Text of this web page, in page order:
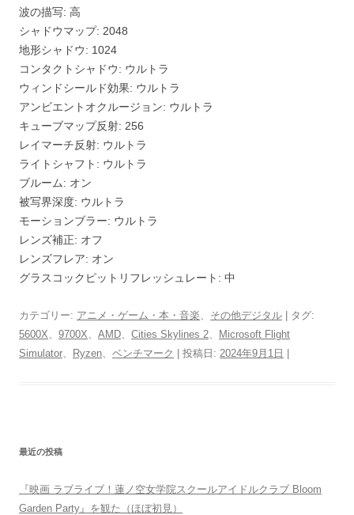
波の描写: 高
シャドウマップ: 2048
地形シャドウ: 1024
コンタクトシャドウ: ウルトラ
ウィンドシールド効果: ウルトラ
アンビエントオクルージョン: ウルトラ
キューブマップ反射: 256
レイマーチ反射: ウルトラ
ライトシャフト: ウルトラ
ブルーム: オン
被写界深度: ウルトラ
モーションブラー: ウルトラ
レンズ補正: オフ
レンズフレア: オン
グラスコックピットリフレッシュレート: 中
カテゴリー: アニメ・ゲーム・本・音楽 その他デジタル | タグ:
5600X
9700X AMD Cities Skylines 2
Microsoft Flight
Simulator
Ryzen ベンチマーク | 投稿日: 2024年9月1日 |
最近の投稿
『映画 ラブライブ！蓮ノ空女学院スクールアイドルクラブ Bloom
Garden Party』を観た（ほぼ初見）